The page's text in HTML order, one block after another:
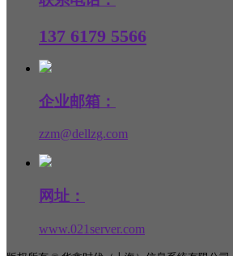
137 6179 5566
企业邮箱：
zzm@dellzg.com
网址：
www.021server.com